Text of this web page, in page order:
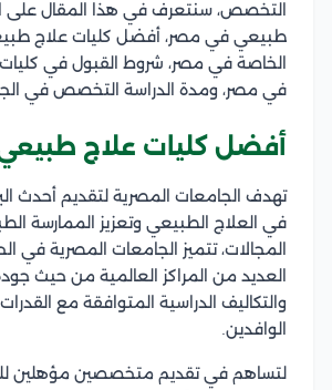
التخصص، سنتعرف في هذا المقال على
طبيعي في مصر، أفضل كليات علاج
الخاصة في مصر، شروط القبول في
في مصر، ومدة الدراسة التخصص في
أفضل كليات علاج
تهدف الجامعات المصرية لتقديم أحدث
في العلاج الطبيعي وتعزيز الممارسة
المجالات، تتميز الجامعات المصرية في
العديد من المراكز العالمية من حيث
والتكاليف الدراسية المتوافقة مع
الوافدين.
لتساهم في تقديم متخصصين مؤهلين